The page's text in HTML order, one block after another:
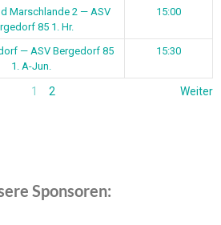
Marschlande 2 — ASV
85 1. Hr.
15:00
— ASV Bergedorf 85
1. A-Jun.
15:30
1 2 Weiter
Sponsoren: